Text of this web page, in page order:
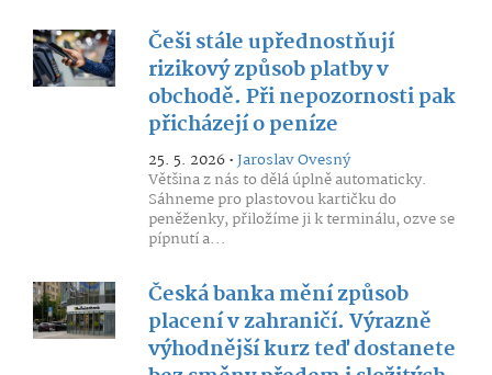
Češi stále upřednostňují
rizikový způsob platby v
obchodě. Při nepozornosti pak
přicházejí o peníze
25. 5. 2026 •Jaroslav Ovesný
Většina z nás to dělá úplně automaticky.
Sáhneme pro plastovou kartičku do
peněženky, přiložíme ji k terminálu, ozve se
pípnutí a...
Česká banka mění způsob
placení v zahraničí. Výrazně
výhodnější kurz teď dostanete